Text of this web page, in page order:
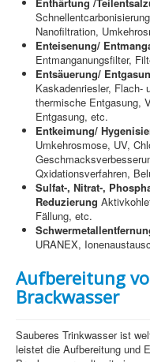
Enthärtung /
Nanofiltration,
Enteisenung/
Entmanganungsfilter,
Entsäuerung/
Kaskadenriesler, Flach-
thermische Entgasung,
Entgasung, etc.
Entkeimung/
Umkehrosmose, UV,
Qxidationsverfahren,
Sulfat-, Nitrat-,
Reduzierung
Fällung, etc.
URANEX,
Aufbereitung
Brackwasser
Sauberes Trinkwasser ist
leistet die Aufbereitung und